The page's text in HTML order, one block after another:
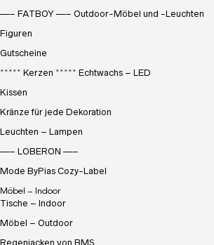
—– FATBOY —– Outdoor-Möbel und -Leuchten
Figuren
Gutscheine
***** Kerzen ***** Echtwachs – LED
Kissen
Kränze für jede Dekoration
Leuchten – Lampen
—– LOBERON —–
Mode ByPias Cozy-Label
Möbel – Indoor
Tische – Indoor
Möbel – Outdoor
Regenjacken von BMS